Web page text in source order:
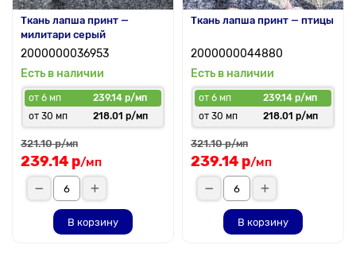
Ткань лапша принт —
милитари серый
2000000036953
Есть в наличии
от 6 мп
239.14 р/мп
от 30 мп
218.01 р/мп
321.10 р/мп
239.14 р/мп
В корзину
Ткань лапша принт — птицы
2000000044880
Есть в наличии
от 6 мп
239.14 р/мп
от 30 мп
218.01 р/мп
321.10 р/мп
239.14 р/мп
В корзину